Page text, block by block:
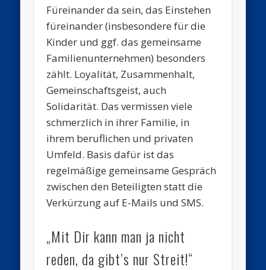
Füreinander da sein, das Einstehen
füreinander (insbesondere für die
Kinder und ggf. das gemeinsame
Familienunternehmen) besonders
zählt. Loyalität, Zusammenhalt,
Gemeinschaftsgeist, auch
Solidarität. Das vermissen viele
schmerzlich in ihrer Familie, in
ihrem beruflichen und privaten
Umfeld. Basis dafür ist das
regelmäßige gemeinsame Gespräch
zwischen den Beteiligten statt die
Verkürzung auf E-Mails und SMS.
„Mit Dir kann man ja nicht
reden, da gibt’s nur Streit!“